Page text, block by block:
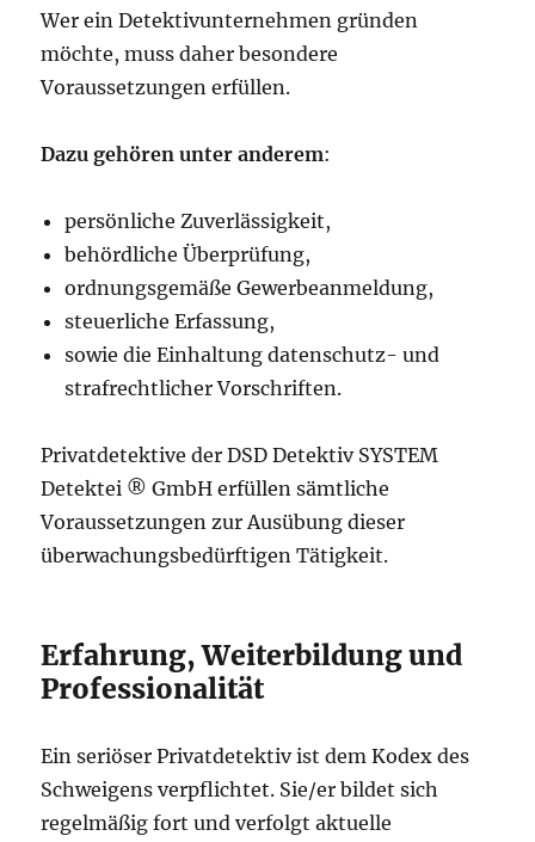
Wer ein Detektivunternehmen gründen
möchte, muss daher besondere
Voraussetzungen erfüllen.
Dazu gehören unter anderem:
persönliche Zuverlässigkeit,
behördliche Überprüfung,
ordnungsgemäße Gewerbeanmeldung,
steuerliche Erfassung,
sowie die Einhaltung datenschutz- und
strafrechtlicher Vorschriften.
Privatdetektive der DSD Detektiv SYSTEM
Detektei ® GmbH erfüllen sämtliche
Voraussetzungen zur Ausübung dieser
überwachungsbedürftigen Tätigkeit.
Erfahrung, Weiterbildung und
Professionalität
Ein seriöser Privatdetektiv ist dem Kodex des
Schweigens verpflichtet. Sie/er bildet sich
regelmäßig fort und verfolgt aktuelle